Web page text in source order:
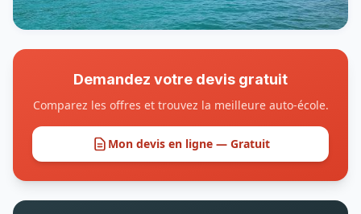
Demandez votre devis gratuit
Comparez les offres et trouvez la meilleure auto-école.
Mon devis en ligne — Gratuit